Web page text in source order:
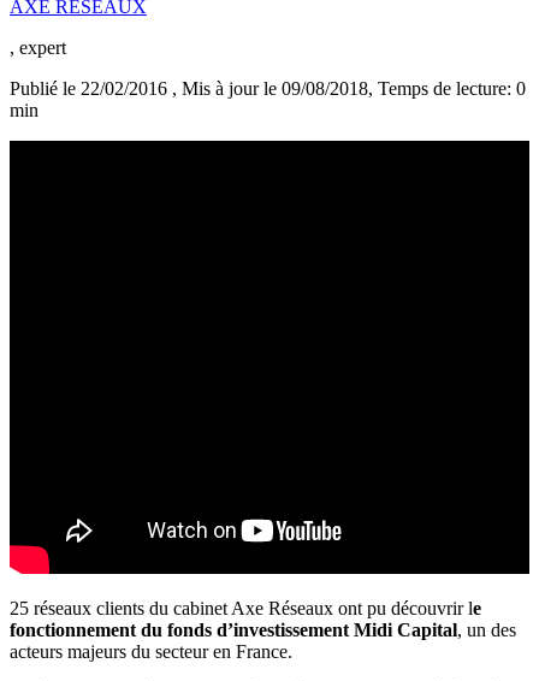
AXE RESEAUX
, expert
Publié le 22/02/2016 , Mis à jour le 09/08/2018, Temps de lecture: 0
min
25 réseaux clients du cabinet Axe Réseaux ont pu découvrir le
fonctionnement du fonds d’investissement Midi Capital, un des
acteurs majeurs du secteur en France.